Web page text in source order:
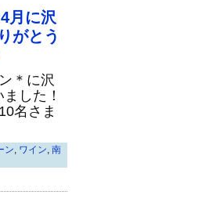
月に沢
がとう
＊に沢
した！
名さま
ン, ワイン, 南